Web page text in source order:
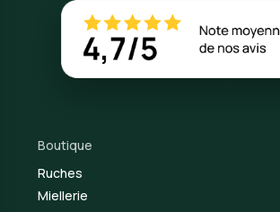
Boutique
Ruches
Miellerie